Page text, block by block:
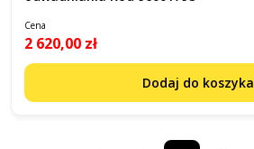
Cena
2 620,00 zł
Dodaj do koszyka